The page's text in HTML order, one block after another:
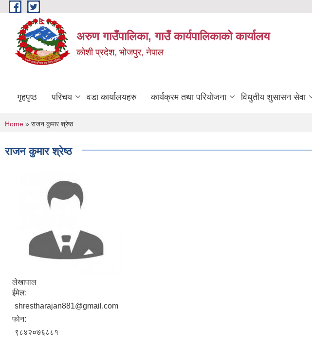
Skip to main content
अरुण गाउँपालिका, गाउँ कार्यपालिकाको कार्यालय
कोशी प्रदेश, भोजपुर, नेपाल
गृहपृष्ठ परिचय वडा कार्यालयहरु कार्यक्रम तथा परियोजना विधुतीय शुसासन सेवा
You are here
Home » राजन कुमार श्रेष्ठ
राजन कुमार श्रेष्ठ
लेखापाल
ईमेल:
shrestharajan881@gmail.com
फोन:
९८४२०७६८८१